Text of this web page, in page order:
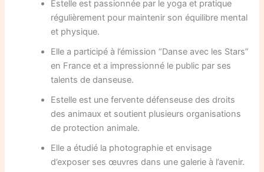
Estelle est passionnée par le yoga et pratique
régulièrement pour maintenir son équilibre mental
et physique.
Elle a participé à l’émission “Danse avec les Stars”
en France et a impressionné le public par ses
talents de danseuse.
Estelle est une fervente défenseuse des droits
des animaux et soutient plusieurs organisations
de protection animale.
Elle a étudié la photographie et envisage
d’exposer ses œuvres dans une galerie à l’avenir.